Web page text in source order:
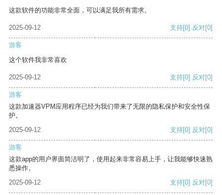
这款软件的功能非常全面，可以满足我所有需求。
2025-09-12 支持[0] 反对[0]
游客
这个软件我非常喜欢
2025-09-12 支持[0] 反对[0]
游客
这款加速器VPM应用程序已经为我们带来了无限的隐私保护和安全性保
护。
2025-09-12
支持[0] 反对[0]
游客
这款app的用户界面简洁明了，使用起来非常容易上手，让我能够快速熟
悉操作。
2025-09-12
支持[0] 反对[0]